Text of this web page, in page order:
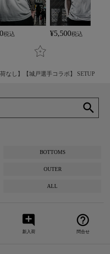
税込 ¥5,500税込
荷なし】【城戸選手コラボ】 SETUP
search
BOTTOMS
OUTER
ALL
add_comment
新入荷
help_outline
問合せ